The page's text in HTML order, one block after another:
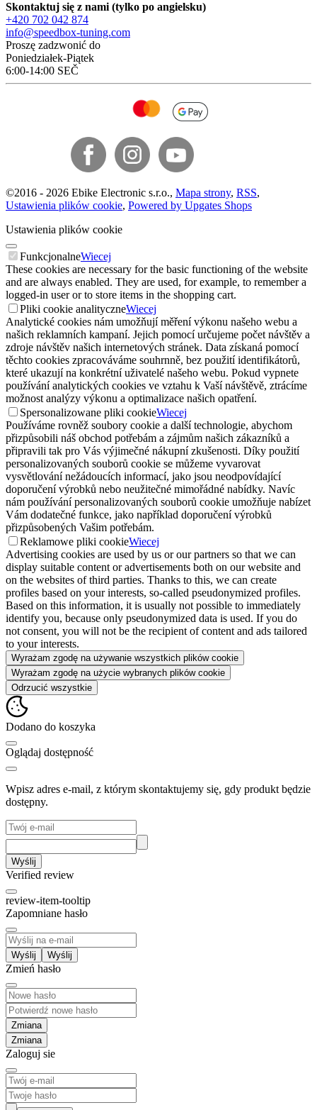
Skontaktuj się z nami (tylko po angielsku)
+420 702 042 874
info@speedbox-tuning.com
Proszę zadzwonić do
Poniedziałek-Piątek
6:00-14:00 SEČ
©2016 - 2026 Ebike Electronic s.r.o., Mapa strony, RSS,
Ustawienia plików cookie, Powered by Upgates Shops
Ustawienia plików cookie
FunkcjonalneWiecej
These cookies are necessary for the basic functioning of the website
and are always enabled. They are used, for example, to remember a
logged-in user or to store items in the shopping cart.
Pliki cookie analityczneWiecej
Analytické cookies nám umožňují měření výkonu našeho webu a
našich reklamních kampaní. Jejich pomocí určujeme počet návštěv a
zdroje návštěv našich internetových stránek. Data získaná pomocí
těchto cookies zpracováváme souhrnně, bez použití identifikátorů,
které ukazují na konkrétní uživatelé našeho webu. Pokud vypnete
používání analytických cookies ve vztahu k Vaší návštěvě, ztrácíme
možnost analýzy výkonu a optimalizace našich opatření.
Spersonalizowane pliki cookieWiecej
Používáme rovněž soubory cookie a další technologie, abychom
přizpůsobili náš obchod potřebám a zájmům našich zákazníků a
připravili tak pro Vás výjimečné nákupní zkušenosti. Díky použití
personalizovaných souborů cookie se můžeme vyvarovat
vysvětlování nežádoucích informací, jako jsou neodpovídající
doporučení výrobků nebo neužitečné mimořádné nabídky. Navíc
nám používání personalizovaných souborů cookie umožňuje nabízet
Vám dodatečné funkce, jako například doporučení výrobků
přizpůsobených Vašim potřebám.
Reklamowe pliki cookieWiecej
Advertising cookies are used by us or our partners so that we can
display suitable content or advertisements both on our website and
on the websites of third parties. Thanks to this, we can create
profiles based on your interests, so-called pseudonymized profiles.
Based on this information, it is usually not possible to immediately
identify you, because only pseudonymized data is used. If you do
not consent, you will not be the recipient of content and ads tailored
to your interests.
Wyrażam zgodę na używanie wszystkich plików cookie
Wyrażam zgodę na użycie wybranych plików cookie
Odrzucić wszystkie
Dodano do koszyka
Oglądaj dostępność
Wpisz adres e-mail, z którym skontaktujemy się, gdy produkt będzie
dostępny.
Wyślij
Verified review
review-item-tooltip
Zapomniane hasło
Wyślij
Zmień hasło
Zmiana
Zaloguj sie